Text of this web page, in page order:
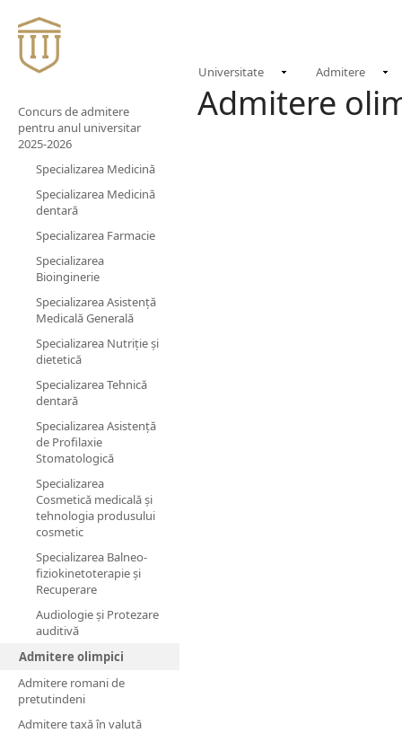
Universitate Admitere
Admitere
Concurs de admitere
pentru anul universitar
2025-2026
Specializarea Medicină
Specializarea Medicină
dentară
Specializarea Farmacie
Specializarea
Bioinginerie
Specializarea Asistență
Medicală Generală
Specializarea Nutriție și
dietetică
Specializarea Tehnică
dentară
Specializarea Asistență
de Profilaxie
Stomatologică
Specializarea
Cosmetică medicală și
tehnologia produsului
cosmetic
Specializarea Balneo-
fiziokinetoterapie și
Recuperare
Audiologie și Protezare
auditivă
Admitere olimpici
Admitere romani de
pretutindeni
Admitere taxă în valută